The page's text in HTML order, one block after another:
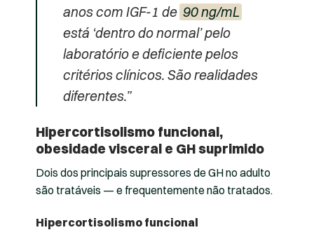
anos com IGF-1 de 90 ng/mL
está ‘dentro do normal’ pelo
laboratório e deficiente pelos
critérios clínicos. São realidades
diferentes.”
Hipercortisolismo funcional,
obesidade visceral e GH suprimido
Dois dos principais supressores de GH no adulto
são tratáveis — e frequentemente não tratados.
Hipercortisolismo funcional